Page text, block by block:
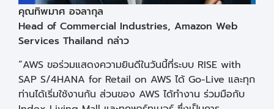
คุณทิพมาศ อจลากุล
Head of Commercial Industries, Amazon Web
Services Thailand กล่าว
“AWS ขอร่วมแสดงความยินดีในวันนี้ที่ระบบ RISE with
SAP S/4HANA for Retail on AWS ได้ Go-Live และทุก
ท่านได้เริ่มใช้งานกัน ส่วนของ AWS ได้ทำงาน ร่วมมือกับ